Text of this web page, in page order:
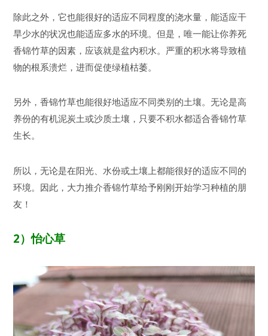
除此之外，它也能很好的适应不同程度的浇水量，能适应干
旱少水的状况也能适应多水的环境。但是，唯一能让你养死
香锦竹草的因素，应该就是盆内积水。严重的积水将导致植
物的根系溃烂，进而促使绿植枯萎。
另外，香锦竹草也能很好地适应不同类别的土壤。无论是高
养份的有机泥炭土或沙质土壤，只要不积水都适合香锦竹草
生长。
所以，无论是在阳光、水份或土壤上都能很好的适应不同的
环境。因此，大力推介香锦竹草给予刚刚开始学习种植的朋
友！
2）怡心草